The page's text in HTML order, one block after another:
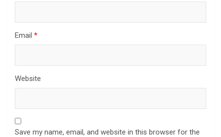
Email *
Website
Save my name, email, and website in this browser for the